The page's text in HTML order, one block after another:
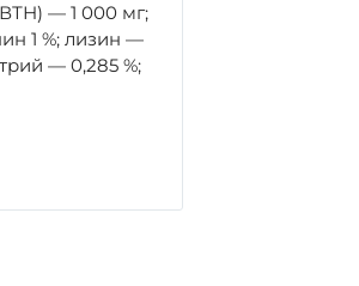
— 1 000 мг;
1 %; лизин —
— 0,285 %;